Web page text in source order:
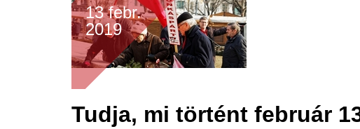
13 febr.
2019
Tudja, mi történt február